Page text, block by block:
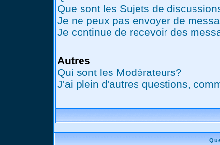
Que sont les Sujets de
Je ne peux pas envoyer de
Je continue de recevoir des
Autres
Qui sont les Modérateurs?
J'ai plein d'autres questions,